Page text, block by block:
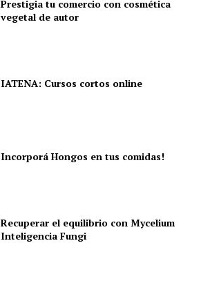
Prestigia tu comercio con cosmética
vegetal de autor
IATENA: Cursos cortos online
Incorporá Hongos en tus comidas!
Recuperar el equilibrio con Mycelium
Inteligencia Fungi